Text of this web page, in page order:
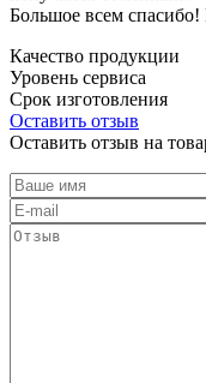
Большое всем
Качество продукции
Уровень сервиса
Срок изготовления
Оставить отзыв
Оставить отзыв на